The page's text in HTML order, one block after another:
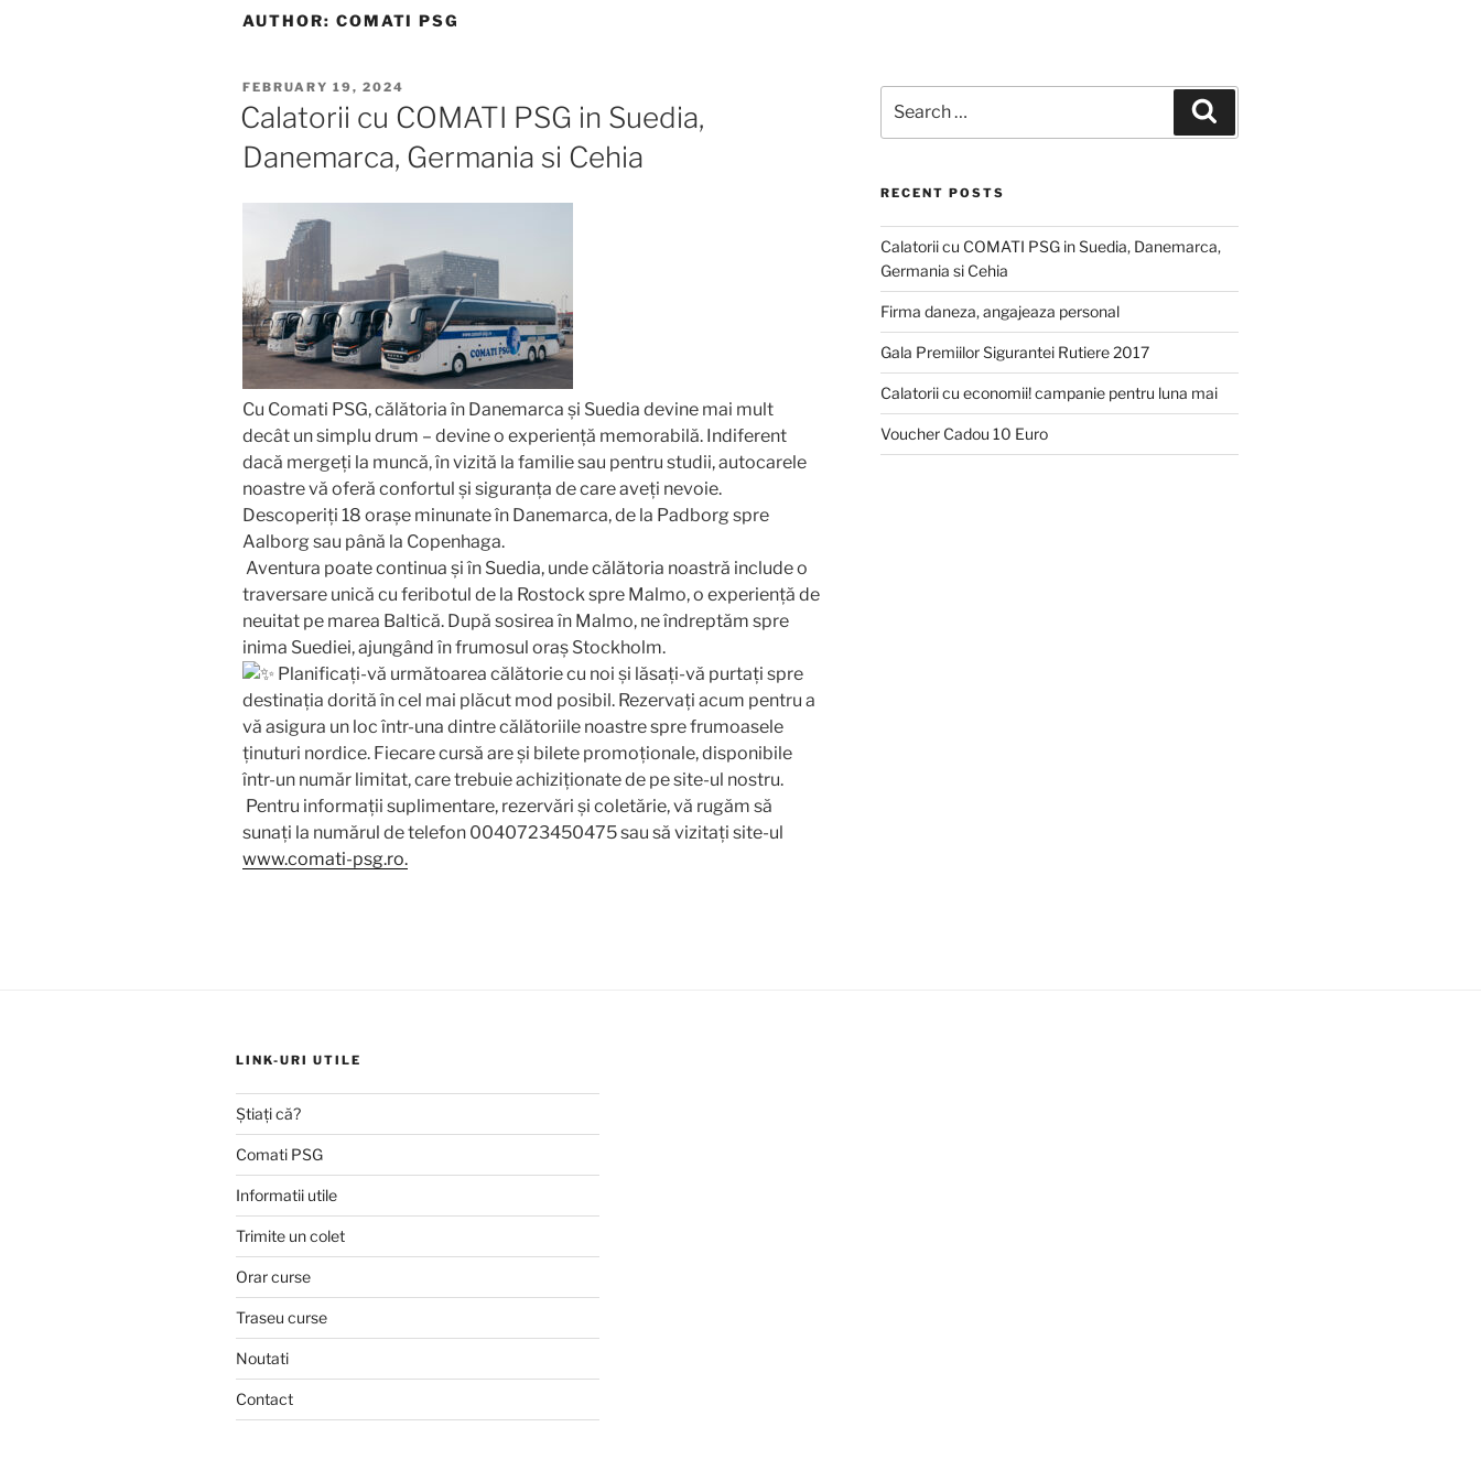
AUTHOR: COMATI PSG
POSTED
ON
FEBRUARY 19, 2024
Calatorii cu COMATI PSG in Suedia,
Danemarca, Germania si Cehia
Cu Comati PSG, călătoria în Danemarca și Suedia devine mai mult
decât un simplu drum – devine o experiență memorabilă. Indiferent
dacă mergeți la muncă, în vizită la familie sau pentru studii, autocarele
noastre vă oferă confortul și siguranța de care aveți nevoie.
Descoperiți 18 orașe minunate în Danemarca, de la Padborg spre
Aalborg sau până la Copenhaga.
Aventura poate continua și în Suedia, unde călătoria noastră include o
traversare unică cu feribotul de la Rostock spre Malmo, o experiență de
neuitat pe marea Baltică. După sosirea în Malmo, ne îndreptăm spre
inima Suediei, ajungând în frumosul oraș Stockholm.
Planificați-vă următoarea călătorie cu noi și lăsați-vă purtați spre
destinația dorită în cel mai plăcut mod posibil. Rezervați acum pentru a
vă asigura un loc într-una dintre călătoriile noastre spre frumoasele
ținuturi nordice. Fiecare cursă are și bilete promoționale, disponibile
într-un număr limitat, care trebuie achiziționate de pe site-ul nostru.
Pentru informații suplimentare, rezervări și coletărie, vă rugăm să
sunați la numărul de telefon 0040723450475 sau să vizitați site-ul
www.comati-psg.ro.
for:
RECENT POSTS
Calatorii cu COMATI PSG in Suedia, Danemarca,
Germania si Cehia
Firma daneza, angajeaza personal
Gala Premiilor Sigurantei Rutiere 2017
Calatorii cu economii! campanie pentru luna mai
Voucher Cadou 10 Euro
LINK-URI UTILE
Știați că?
Comati PSG
Informatii utile
Trimite un colet
Orar curse
Traseu curse
Noutati
Contact